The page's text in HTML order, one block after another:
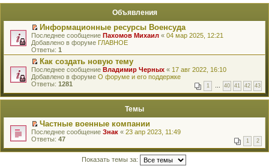
Объявления
П
е
р
е
й
т
и
к
е
о
м
у
н
е
Информационные ресурсы Военсуда
Последнее сообщение Пахомов Михаил « 04 мар 2025, 12:21
Добавлено в форуме ГЛАВНОЕ
Ответы: 1
П
е
р
й
к
п
е
р
в
о
Как создать новую тему
Последнее сообщение Владимир Черных « 17 авг 2022, 16:10
Добавлено в форуме О форуме и его поддержке
Ответы: 1281 1 … 40 41 42 43
Темы
П
е
е
Частные военные компании
Последнее сообщение Знак « 23 апр 2023, 11:49
Ответы: 47 1 2
Показать темы за: